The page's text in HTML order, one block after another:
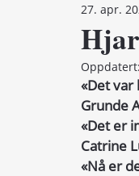
Politikk27. apr.
Oppdatert:
«Det var
Grunde
«Det er
Catrine
«Nå er